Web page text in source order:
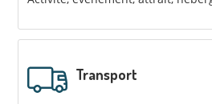
Transport